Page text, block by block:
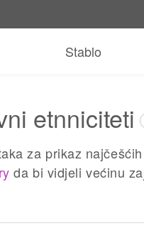
Stablo
etnniciteti
za prikaz
da bi vidjeli većinu